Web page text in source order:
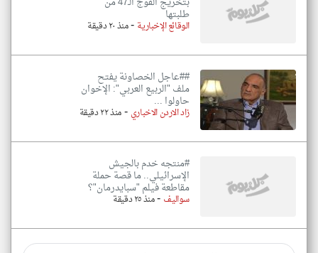
طلبتها
الوقائع الإخبارية -منذ ٢٠ دقيقة
##عاجل الخصاونة يفتح
ملف "الربيع العربي": الإخوان
حاولوا ...
زاد الاردن الاخباري -منذ ٢٢ دقيقة
#منتجه خدم بالجيش
الإسرائيلي.. ما قصة حملة
مقاطعة فيلم "سبايدرمان"؟
سواليف -منذ ٢٥ دقيقة